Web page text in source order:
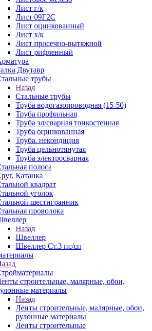
Лист г/к
Лист 09Г2С
Лист оцинкованный
Лист х/к
Лист просечно-вытяжной
Лист рифленный
Двутавр
трубы
Назад
Стальные трубы
Труба водогазопроводная (15-50)
Труба профильная
Труба эл/сварная тонкостенная
Труба оцинкованная
Труба. некондиция
Труба цельнотянутая
Труба электросварная
полоса
Катанка
квадрат
уголок
шестигранник
проволока
Назад
Швеллер
Швеллер Ст.3 пс/сп
строительные, малярные, обои,
материалы
Назад
Ленты строительные, малярные, обои,
рулонные материалы
Ленты строительные